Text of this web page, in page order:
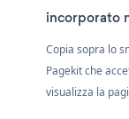
incorporato
Copia sopra lo
Pagekit che
visualizza la